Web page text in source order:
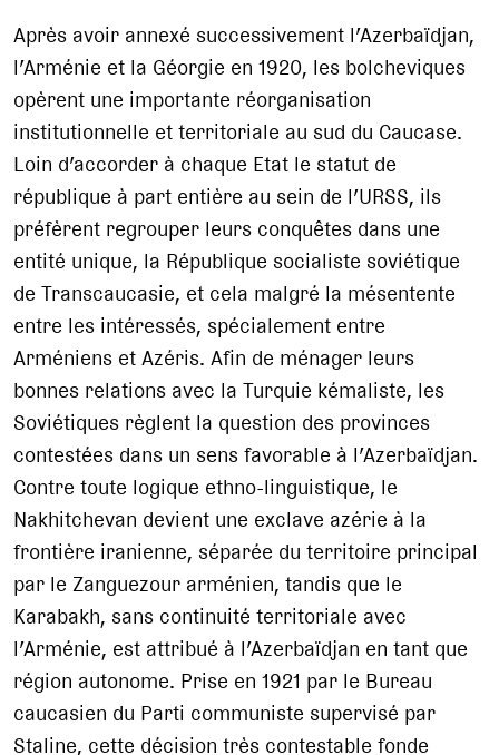
Après avoir annexé successivement l’Azerbaïdjan,
l’Arménie et la Géorgie en 1920, les bolcheviques
opèrent une importante réorganisation
institutionnelle et territoriale au sud du Caucase.
Loin d’accorder à chaque Etat le statut de
république à part entière au sein de l’URSS, ils
préfèrent regrouper leurs conquêtes dans une
entité unique, la République socialiste soviétique
de Transcaucasie, et cela malgré la mésentente
entre les intéressés, spécialement entre
Arméniens et Azéris. Afin de ménager leurs
bonnes relations avec la Turquie kémaliste, les
Soviétiques règlent la question des provinces
contestées dans un sens favorable à l’Azerbaïdjan.
Contre toute logique ethno-linguistique, le
Nakhitchevan devient une exclave azérie à la
frontière iranienne, séparée du territoire principal
par le Zanguezour arménien, tandis que le
Karabakh, sans continuité territoriale avec
l’Arménie, est attribué à l’Azerbaïdjan en tant que
région autonome. Prise en 1921 par le Bureau
caucasien du Parti communiste supervisé par
Staline, cette décision très contestable fonde